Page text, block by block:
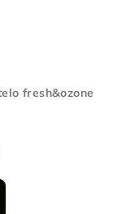
fresh&ozone